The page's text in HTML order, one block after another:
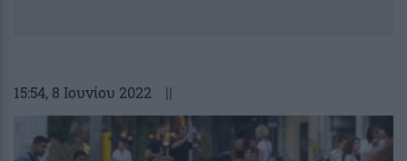
15:54, 8 Ιουνίου 2022 ||